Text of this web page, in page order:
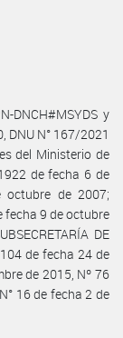
DNCH#MSYDS y
DNU N° 167/2021
del Ministerio de
de fecha 6 de
de 2007;
fecha 9 de octubre
DE
104 de fecha 24 de
de 2015, Nº 76
16 de fecha 2 de